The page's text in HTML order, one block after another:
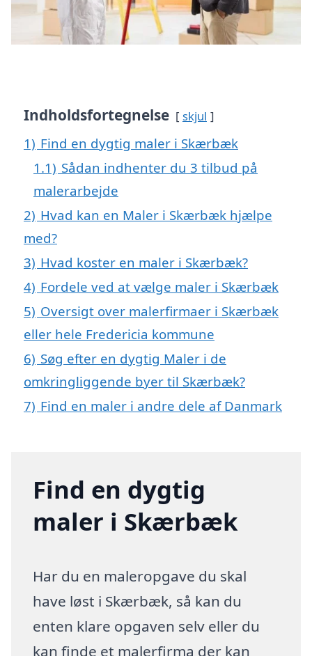
Indholdsfortegnelse skjul
1) Find en dygtig maler i Skærbæk
1.1) Sådan indhenter du 3 tilbud på
malerarbejde
2) Hvad kan en Maler i Skærbæk hjælpe
med?
3) Hvad koster en maler i Skærbæk?
4) Fordele ved at vælge maler i Skærbæk
5) Oversigt over malerfirmaer i Skærbæk
eller hele Fredericia kommune
6) Søg efter en dygtig Maler i de
omkringliggende byer til Skærbæk?
7) Find en maler i andre dele af Danmark
Find en dygtig
maler i Skærbæk
Har du en maleropgave du skal
have løst i Skærbæk, så kan du
enten klare opgaven selv eller du
kan finde et malerfirma der kan